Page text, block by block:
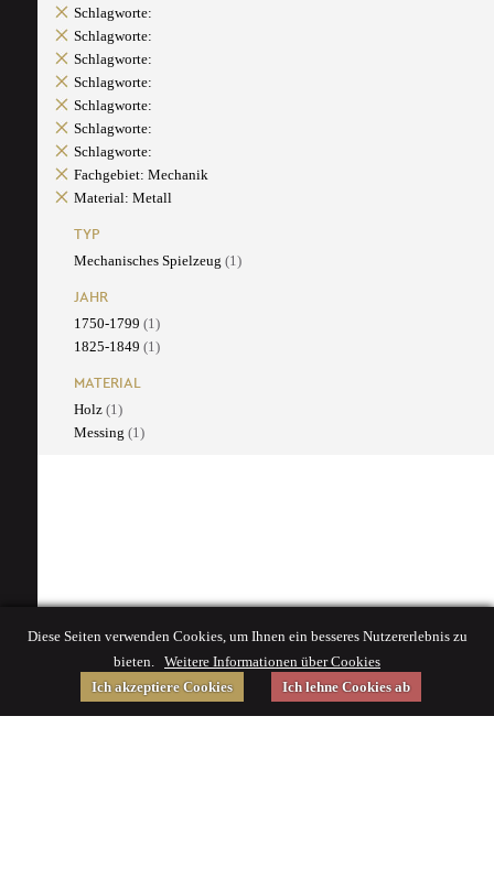
Schlagworte:
Schlagworte:
Schlagworte:
Schlagworte:
Schlagworte:
Schlagworte:
Schlagworte:
Fachgebiet: Mechanik
Material: Metall
TYP
Mechanisches Spielzeug (1)
JAHR
1750-1799 (1)
1825-1849 (1)
MATERIAL
Holz (1)
Messing (1)
Diese Seiten verwenden Cookies, um Ihnen ein besseres Nutzererlebnis zu
bieten. Weitere Informationen über Cookies
Ich akzeptiere Cookies
Ich lehne Cookies ab